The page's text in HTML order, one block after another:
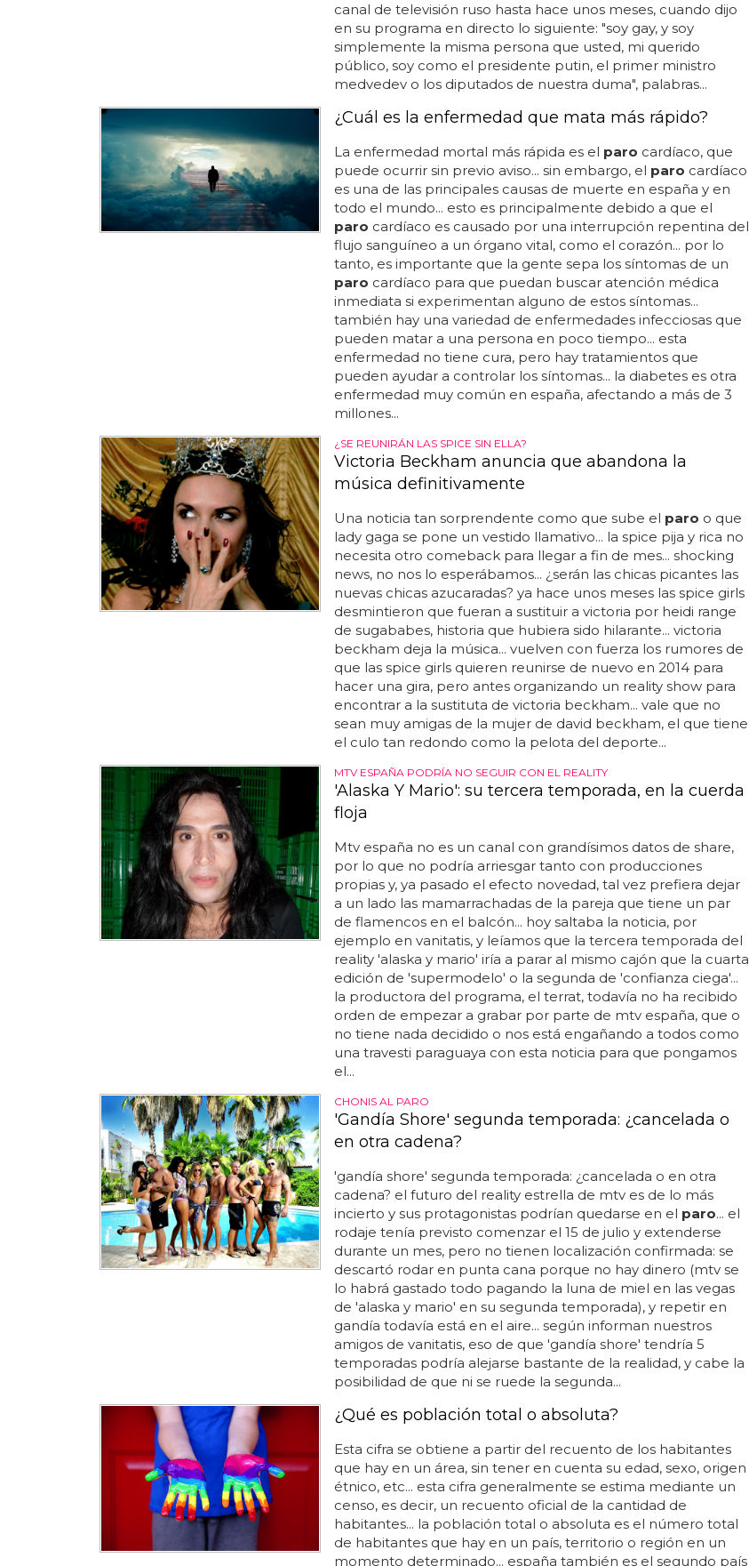
canal de televisión ruso hasta hace unos meses, cuando dijo
en su programa en directo lo siguiente: "soy gay, y soy
simplemente la misma persona que usted, mi querido
público, soy como el presidente putin, el primer ministro
medvedev o los diputados de nuestra duma", palabras...
¿Cuál es la enfermedad que mata más rápido?
La enfermedad mortal más rápida es el paro cardíaco, que
puede ocurrir sin previo aviso... sin embargo, el paro cardíaco
es una de las principales causas de muerte en españa y en
todo el mundo... esto es principalmente debido a que el
paro cardíaco es causado por una interrupción repentina del
flujo sanguíneo a un órgano vital, como el corazón... por lo
tanto, es importante que la gente sepa los síntomas de un
paro cardíaco para que puedan buscar atención médica
inmediata si experimentan alguno de estos síntomas...
también hay una variedad de enfermedades infecciosas que
pueden matar a una persona en poco tiempo... esta
enfermedad no tiene cura, pero hay tratamientos que
pueden ayudar a controlar los síntomas... la diabetes es otra
enfermedad muy común en españa, afectando a más de 3
millones...
¿SE REUNIRÁN LAS SPICE SIN ELLA?
Victoria Beckham anuncia que abandona la
música definitivamente
Una noticia tan sorprendente como que sube el paro o que
lady gaga se pone un vestido llamativo... la spice pija y rica no
necesita otro comeback para llegar a fin de mes... shocking
news, no nos lo esperábamos... ¿serán las chicas picantes las
nuevas chicas azucaradas? ya hace unos meses las spice girls
desmintieron que fueran a sustituir a victoria por heidi range
de sugababes, historia que hubiera sido hilarante... victoria
beckham deja la música... vuelven con fuerza los rumores de
que las spice girls quieren reunirse de nuevo en 2014 para
hacer una gira, pero antes organizando un reality show para
encontrar a la sustituta de victoria beckham... vale que no
sean muy amigas de la mujer de david beckham, el que tiene
el culo tan redondo como la pelota del deporte...
MTV ESPAÑA PODRÍA NO SEGUIR CON EL REALITY
'Alaska Y Mario': su tercera temporada, en la cuerda
floja
Mtv españa no es un canal con grandísimos datos de share,
por lo que no podría arriesgar tanto con producciones
propias y, ya pasado el efecto novedad, tal vez prefiera dejar
a un lado las mamarrachadas de la pareja que tiene un par
de flamencos en el balcón... hoy saltaba la noticia, por
ejemplo en vanitatis, y leíamos que la tercera temporada del
reality 'alaska y mario' iría a parar al mismo cajón que la cuarta
edición de 'supermodelo' o la segunda de 'confianza ciega'...
la productora del programa, el terrat, todavía no ha recibido
orden de empezar a grabar por parte de mtv españa, que o
no tiene nada decidido o nos está engañando a todos como
una travesti paraguaya con esta noticia para que pongamos
el...
CHONIS AL PARO
'Gandía Shore' segunda temporada: ¿cancelada o
en otra cadena?
'gandía shore' segunda temporada: ¿cancelada o en otra
cadena? el futuro del reality estrella de mtv es de lo más
incierto y sus protagonistas podrían quedarse en el paro... el
rodaje tenía previsto comenzar el 15 de julio y extenderse
durante un mes, pero no tienen localización confirmada: se
descartó rodar en punta cana porque no hay dinero (mtv se
lo habrá gastado todo pagando la luna de miel en las vegas
de 'alaska y mario' en su segunda temporada), y repetir en
gandía todavía está en el aire... según informan nuestros
amigos de vanitatis, eso de que 'gandía shore' tendría 5
temporadas podría alejarse bastante de la realidad, y cabe la
posibilidad de que ni se ruede la segunda...
¿Qué es población total o absoluta?
Esta cifra se obtiene a partir del recuento de los habitantes
que hay en un área, sin tener en cuenta su edad, sexo, origen
étnico, etc... esta cifra generalmente se estima mediante un
censo, es decir, un recuento oficial de la cantidad de
habitantes... la población total o absoluta es el número total
de habitantes que hay en un país, territorio o región en un
momento determinado... españa también es el segundo país